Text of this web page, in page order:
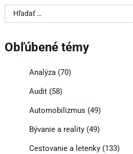
Hľadať:
Obľúbené témy
Analýza(70)
Audit(58)
Automobilizmus (49)
Bývanie a reality(49)
Cestovanie a letenky(133)